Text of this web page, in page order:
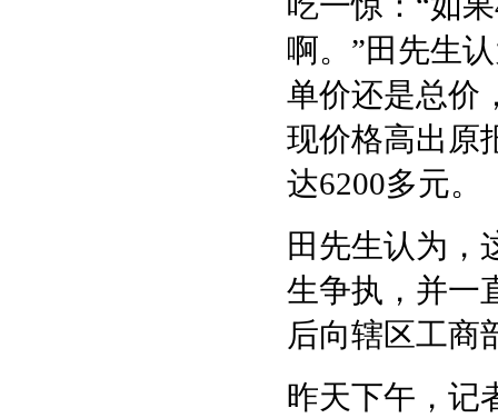
啊。”田先生
单价还是总价
现价格高出原
达6200多元。
田先生认为，
生争执，并一
后向辖区工商
昨天下午，记